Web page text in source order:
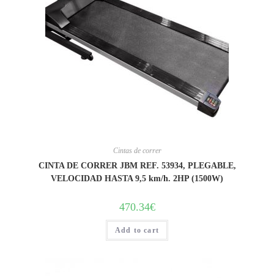
Cintas de correr
CINTA DE CORRER JBM REF. 53934, PLEGABLE,
VELOCIDAD HASTA 9,5 km/h. 2HP (1500W)
470.34€
Add to cart